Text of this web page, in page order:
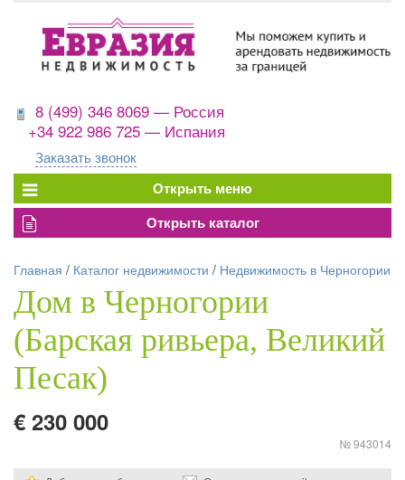
8 (499) 346 8069 — Россия
+34 922 986 725 — Испания
Заказать звонок
Главная / Каталог недвижимости / Недвижимость в Черногории
Дом в Черногории
(Барская ривьера, Великий
Песак)
€ 230 000
№ 943014